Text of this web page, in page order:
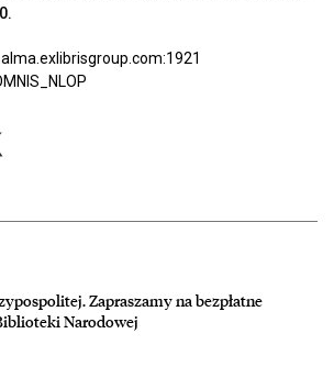
Zapraszamy na bezpłatne
Narodowej
w Pałacu Rzeczypospolitej. Zapraszamy na